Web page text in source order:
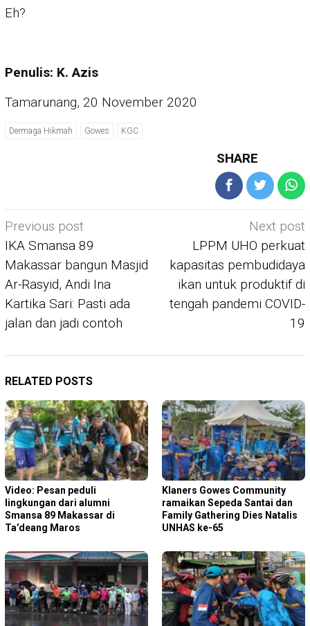
Eh?
Penulis: K. Azis
Tamarunang, 20 November 2020
Dermaga Hikmah Gowes KGC
SHARE
Post
navigation
Previous post
IKA Smansa 89
Makassar bangun Masjid
Ar-Rasyid, Andi Ina
Kartika Sari: Pasti ada
jalan dan jadi contoh
Next post
LPPM UHO perkuat
kapasitas pembudidaya
ikan untuk produktif di
tengah pandemi COVID-
19
RELATED POSTS
Video: Pesan peduli
lingkungan dari alumni
Smansa 89 Makassar di
Ta’deang Maros
Klaners Gowes Community
ramaikan Sepeda Santai dan
Family Gathering Dies Natalis
UNHAS ke-65